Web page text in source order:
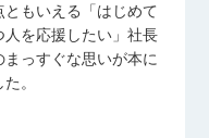
ともいえる「はじめて
人を応援したい」社長
まっすぐな思いが本に
。